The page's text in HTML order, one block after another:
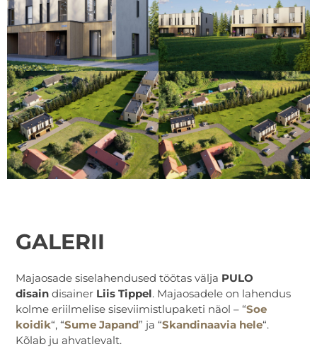
GALERII
Majaosade siselahendused töötas välja PULO
disaindisainer Liis Tippel. Majaosadele on lahendus
kolme eriilmelise siseviimistlupaketi näol – “Soe
koidik“, “Sume Japand” ja “Skandinaavia hele“.
Kõlab ju ahvatlevalt.